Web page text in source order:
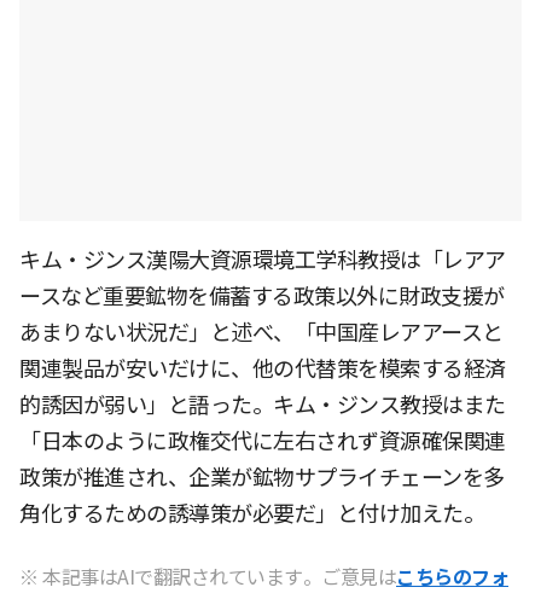
キム・ジンス漢陽大資源環境工学科教授は「レアア
ースなど重要鉱物を備蓄する政策以外に財政支援が
あまりない状況だ」と述べ、「中国産レアアースと
関連製品が安いだけに、他の代替策を模索する経済
的誘因が弱い」と語った。キム・ジンス教授はまた
「日本のように政権交代に左右されず資源確保関連
政策が推進され、企業が鉱物サプライチェーンを多
角化するための誘導策が必要だ」と付け加えた。
※ 本記事はAIで翻訳されています。ご意見はこちらのフォ